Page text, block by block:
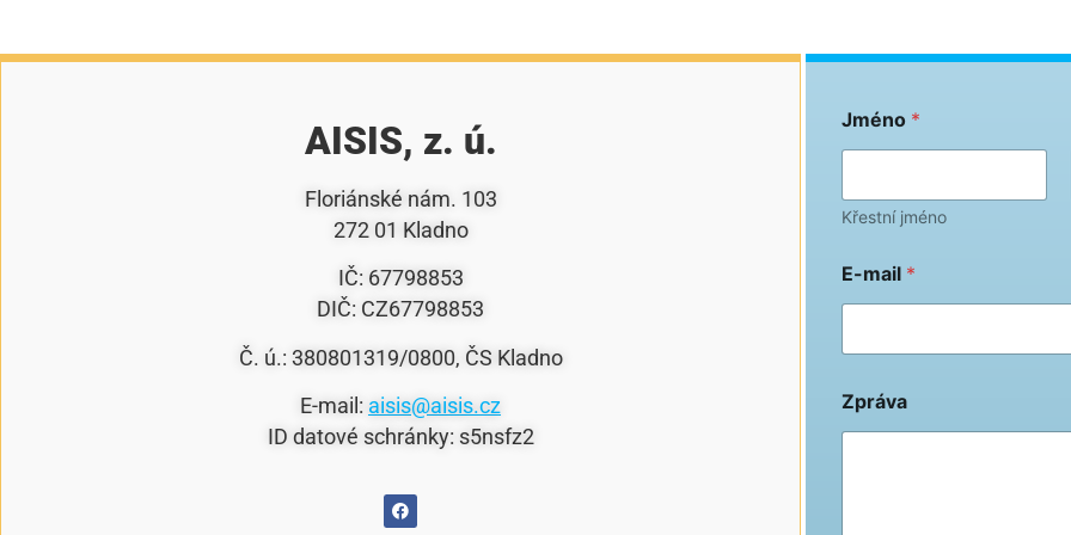
AISIS, z. ú.
Floriánské nám. 103
272 01 Kladno
IČ: 67798853
DIČ: CZ67798853
Č. ú.: 380801319/0800, ČS Kladno
E-mail: aisis@aisis.cz
ID datové schránky: s5nsfz2
Jméno *
Křestní jméno
E-mail *
Zpráva